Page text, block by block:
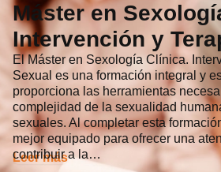
Máster en
Intervención y
El Máster en Sexología Clínica.
Sexual es una formación integral y
proporciona las herramientas
complejidad de la sexualidad
sexuales. Al completar esta
mejor equipado para ofrecer una
contribuir a la…
Leer más